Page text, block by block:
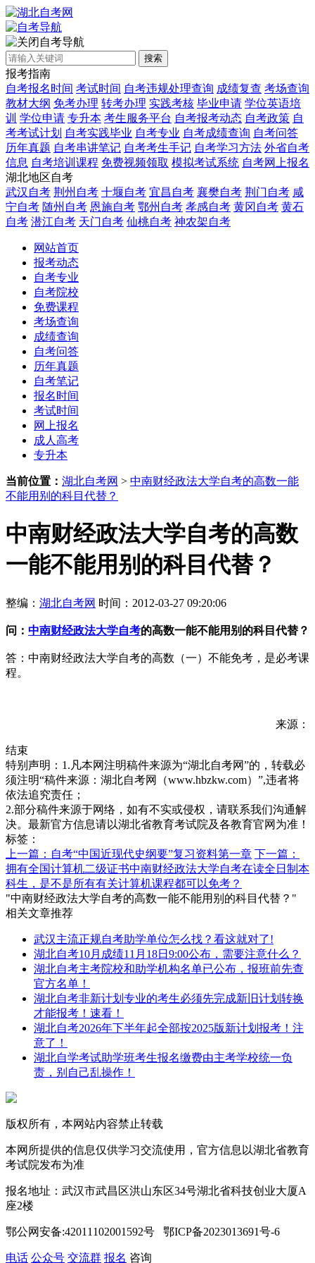
自考导航
搜索
报考指南
自考报名时间 考试时间 自考违规处理查询 成绩复查 考场查询
教材大纲 免考办理 转考办理 实践考核 毕业申请 学位英语培
训 学位申请 专升本 考生服务平台 自考报考动态 自考政策 自
考考试计划 自考实践毕业 自考专业 自考成绩查询 自考问答
历年真题 自考串讲笔记 自考考生手记 自考学习方法 外省自考
信息 自考培训课程 免费视频领取 模拟考试系统 自考网上报名
湖北地区自考
武汉自考 荆州自考 十堰自考 宜昌自考 襄樊自考 荆门自考 咸
宁自考 随州自考 恩施自考 鄂州自考 孝感自考 黄冈自考 黄石
自考 潜江自考 天门自考 仙桃自考 神农架自考
网站首页
报考动态
自考专业
自考院校
免费课程
考场查询
成绩查询
自考问答
历年真题
自考笔记
报名时间
考试时间
网上报名
成人高考
专升本
当前位置： 湖北自考网 > 中南财经政法大学自考的高数一能
不能用别的科目代替？
中南财经政法大学自考的高数
一能不能用别的科目代替？
整编： 湖北自考网 时间：2012-03-27 09:20:06
问： 中南财经政法大学自考的高数一能不能用别的科目代替？
答：中南财经政法大学自考的高数（一）不能免考，是必考课
程。
来源：
结束
特别声明：1.凡本网注明稿件来源为“湖北自考网”的，转载必
须注明“稿件来源：湖北自考网（www.hbzkw.com）”,违者将
依法追究责任；
2.部分稿件来源于网络，如有不实或侵权，请联系我们沟通解
决。最新官方信息请以湖北省教育考试院及各教育官网为准！
标签：
上一篇：自考“中国近现代史纲要”复习资料第一章 下一篇：
拥有全国计算机二级证书中南财经政法大学自考在读全日制本
科生，是不是所有有关计算机课程都可以免考？
"中南财经政法大学自考的高数一能不能用别的科目代替？"
相关文章推荐
武汉主流正规自考助学单位怎么找？看这就对了!
湖北自考10月成绩11月18日9:00公布，需要注意什么？
湖北自考主考院校和助学机构名单已公布，报班前先查
官方名单！
湖北自考非新计划专业的考生必须先完成新旧计划转换
才能报考！速看！
湖北自考2026年下半年起全部按2025版新计划报考！注
意了！
湖北自学考试助学班考生报名缴费由主考学校统一负
责，别自己乱操作！
版权所有，本网站内容禁止转载
本网所提供的信息仅供学习交流使用，官方信息以湖北省教育
考试院发布为准
报名地址：武汉市武昌区洪山东区34号湖北省科技创业大厦A
座2楼
鄂公网安备:42011102001592号 鄂ICP备2023013691号-6
电话 公众号 交流群 报名 咨询